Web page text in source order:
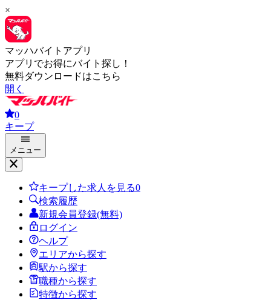
×
マッハバイトアプリ
アプリでお得にバイト探し！
無料ダウンロードはこちら
開く
0
キープ
メニュー
キープした求人を見る0
検索履歴
新規会員登録(無料)
ログイン
ヘルプ
エリアから探す
駅から探す
職種から探す
特徴から探す